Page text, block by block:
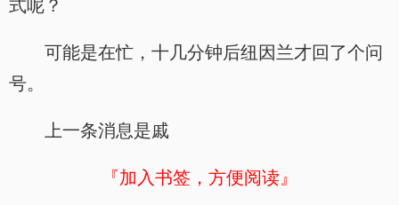
式呢？
可能是在忙，十几分钟后纽因兰才回了个问
号。
上一条消息是戚
『加入书签，方便阅读』